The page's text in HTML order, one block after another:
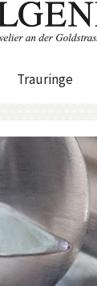
Trauringe